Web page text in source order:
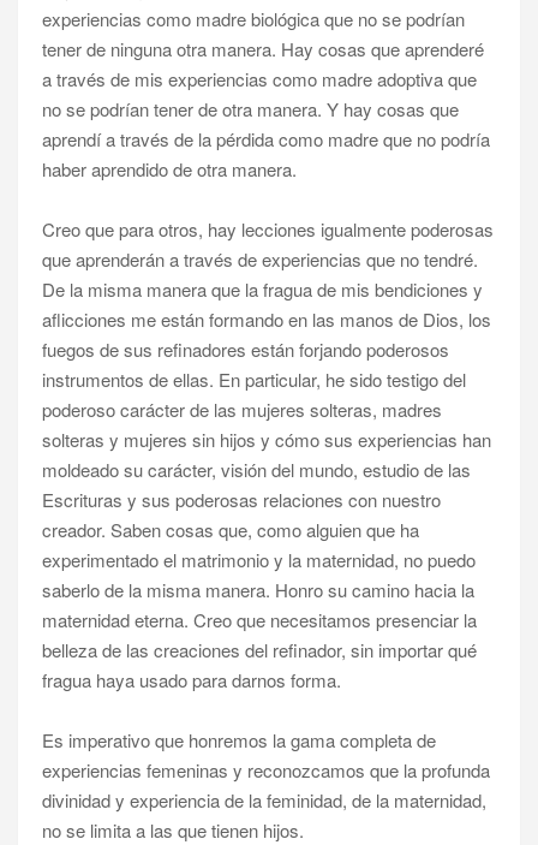
experiencias como madre biológica que no se podrían
tener de ninguna otra manera. Hay cosas que aprenderé
a través de mis experiencias como madre adoptiva que
no se podrían tener de otra manera. Y hay cosas que
aprendí a través de la pérdida como madre que no podría
haber aprendido de otra manera.
Creo que para otros, hay lecciones igualmente poderosas
que aprenderán a través de experiencias que no tendré.
De la misma manera que la fragua de mis bendiciones y
aflicciones me están formando en las manos de Dios, los
fuegos de sus refinadores están forjando poderosos
instrumentos de ellas. En particular, he sido testigo del
poderoso carácter de las mujeres solteras, madres
solteras y mujeres sin hijos y cómo sus experiencias han
moldeado su carácter, visión del mundo, estudio de las
Escrituras y sus poderosas relaciones con nuestro
creador. Saben cosas que, como alguien que ha
experimentado el matrimonio y la maternidad, no puedo
saberlo de la misma manera. Honro su camino hacia la
maternidad eterna. Creo que necesitamos presenciar la
belleza de las creaciones del refinador, sin importar qué
fragua haya usado para darnos forma.
Es imperativo que honremos la gama completa de
experiencias femeninas y reconozcamos que la profunda
divinidad y experiencia de la feminidad, de la maternidad,
no se limita a las que tienen hijos.